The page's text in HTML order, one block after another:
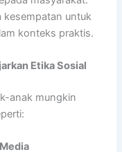
kesempatan untuk
konteks praktis.
Etika Sosial
anak mungkin